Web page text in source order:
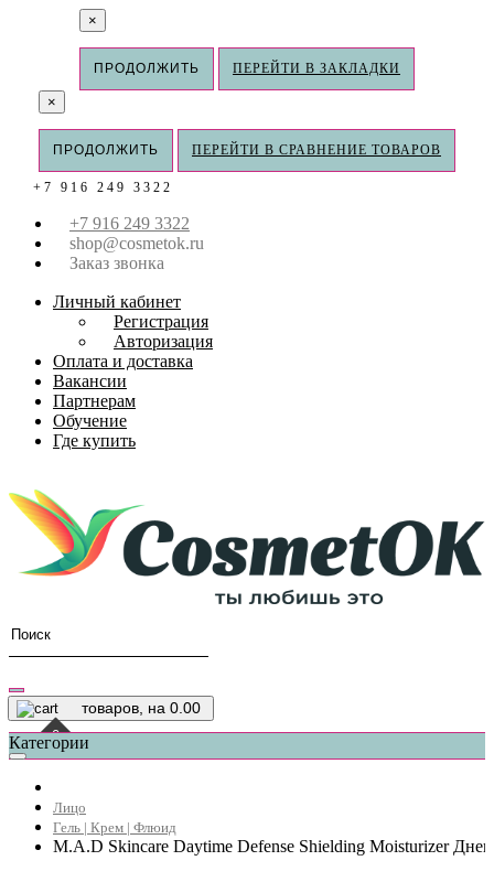
×
ПРОДОЛЖИТЬ ПЕРЕЙТИ В ЗАКЛАДКИ
×
ПРОДОЛЖИТЬ ПЕРЕЙТИ В СРАВНЕНИЕ ТОВАРОВ
+7 916 249 3322
+7 916 249 3322
shop@cosmetok.ru
Заказ звонка
Личный кабинет
Регистрация
Авторизация
Оплата и доставка
Вакансии
Партнерам
Обучение
Где купить
0
товаров, на 0.00
Категории
Лицо
Гель | Крем | Флюид
M.A.D Skincare Daytime Defense Shielding Moisturizer